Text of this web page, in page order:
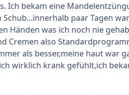
Ich bekam eine
paar Tagen
Händen was ich noch nie
Cremen also
als besser,meine haut war
wirklich krank gefühlt,ich